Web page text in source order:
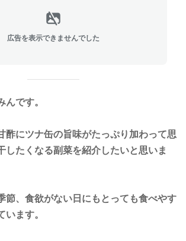
広告を表示できませんでした
んです。
酢にツナ缶の旨味がたっぷり加わって思
したくなる副菜を紹介したいと思いま
節、食欲がない日にもとっても食べやす
います。